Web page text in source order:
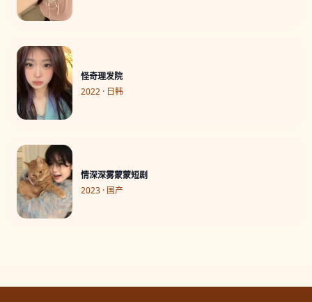
怪奇理发院
2022 · 日韩
情深深雾蒙蒙短剧
2023 · 国产